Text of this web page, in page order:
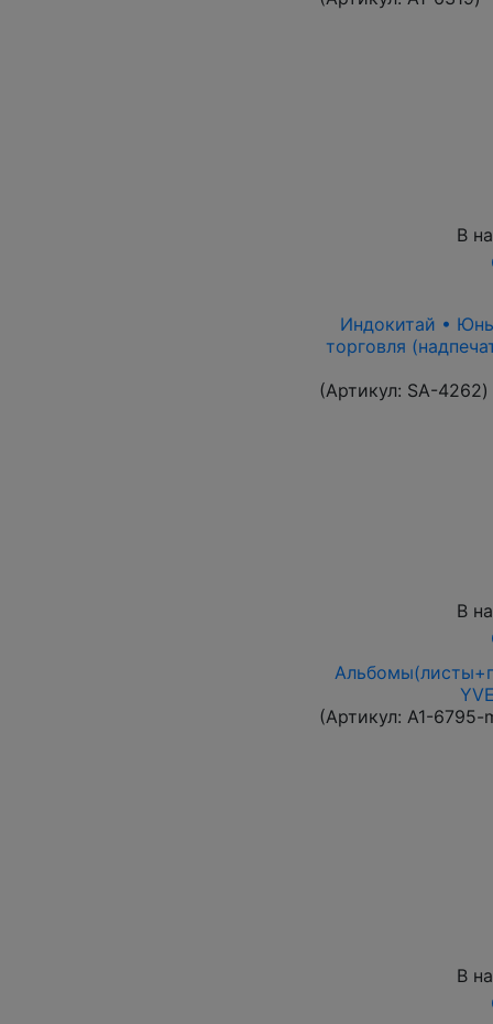
В
Индокитай •
торговля
(Артикул: SA-4262)
В
(Артикул: A1-6795-
В